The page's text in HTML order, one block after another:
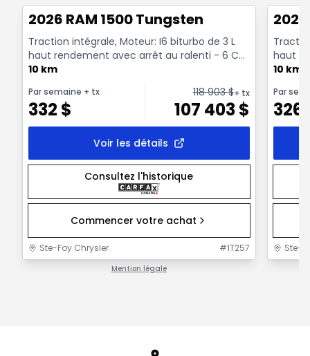
2026 RAM 1500 Tungsten
Traction intégrale, Moteur: I6 biturbo de 3 L
haut rendement avec arrêt au ralenti - 6 Cyl.
- Essenc...
10 km
Par semaine + tx
332 $
118 903$+ tx
107 403$
Voir les détails
Consultez l'historique
Commencer votre achat
Ste-Foy Chrysler #1T257
Mention légale
haut
-
10 km
Par
326
Ste-